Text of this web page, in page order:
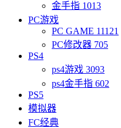
金手指 1013
PC游戏
PC GAME 11121
PC修改器 705
PS4
ps4游戏 3093
ps4金手指 602
PS5
模拟器
FC经典